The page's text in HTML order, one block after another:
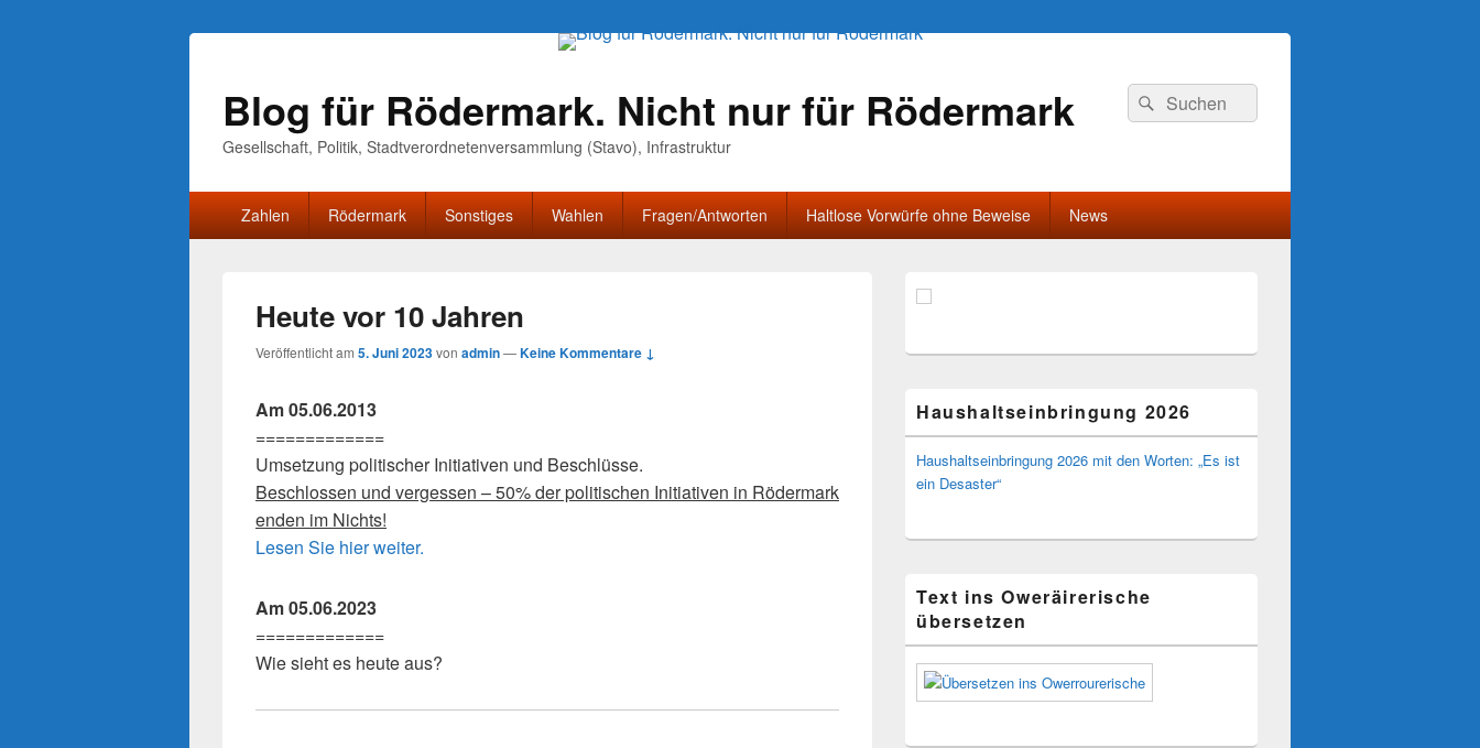
Blog für Rödermark. Nicht nur für Rödermark
Gesellschaft, Politik, Stadtverordnetenversammlung (Stavo), Infrastruktur
Suchen
nach:
Suchen
Primäres
Menü Zahlen Rödermark Sonstiges Wahlen Fragen/Antworten Haltlose Vorwürfe ohne Beweise News
Heute vor 10 Jahren
Veröffentlicht am 5. Juni 2023von admin—Keine Kommentare ↓
Am 05.06.2013
=============
Umsetzung politischer Initiativen und Beschlüsse.
Beschlossen und vergessen – 50% der politischen Initiativen in Rödermark
enden im Nichts!
Lesen Sie hier weiter.
Am 05.06.2023
=============
Wie sieht es heute aus?
Seitenleisten-
Haushaltseinbringung 2026
Haushaltseinbringung 2026 mit den Worten: „Es ist
ein Desaster“
Text ins Oweräirerische
übersetzen